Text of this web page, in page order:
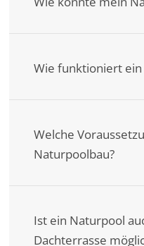
Wie funktioniert
Welche
Naturpoolbau?
Ist ein Naturpool
Dachterrasse